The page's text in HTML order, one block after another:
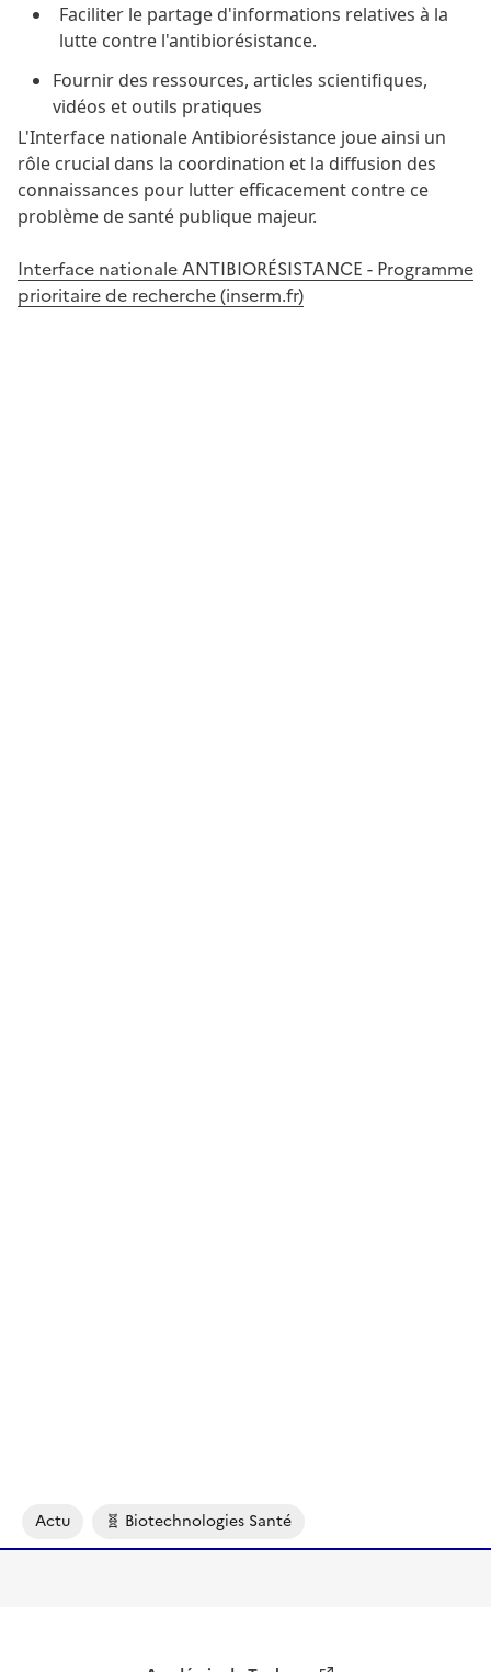
Faciliter le partage d'informations relatives à la
lutte contre l'antibiorésistance.
Fournir des ressources, articles scientifiques,
vidéos et outils pratiques
L'Interface nationale Antibiorésistance joue ainsi un
rôle crucial dans la coordination et la diffusion des
connaissances pour lutter efficacement contre ce
problème de santé publique majeur.
Interface nationale ANTIBIORÉSISTANCE - Programme
prioritaire de recherche (inserm.fr)
Actu 🧬 Biotechnologies Santé